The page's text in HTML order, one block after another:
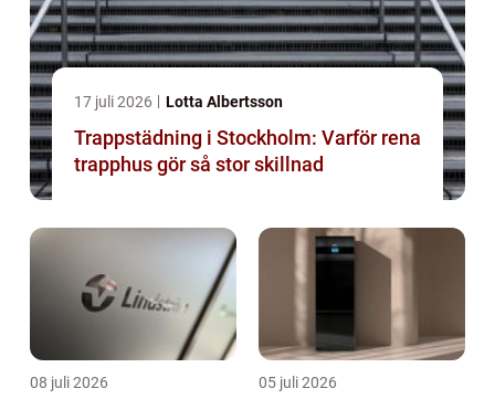
17 juli 2026 Lotta Albertsson
Trappstädning i Stockholm: Varför rena
trapphus gör så stor skillnad
08 juli 2026 05 juli 2026